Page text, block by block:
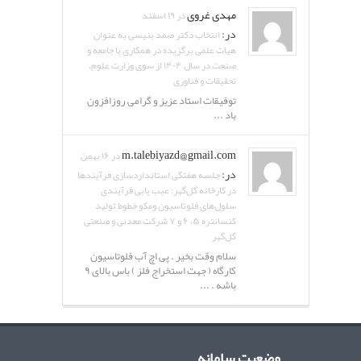
مهدی غرویدر ۱۹ اسفند
در:انتخاب دکتر صمد بنیسی به عنوان
هیات علمی برگزیده در همکاری با جامعه و
صنعت در سال ۱۴۰۴ از سوی وزارت علوم،
تحقیقات و فناوری
توفیقات استاد عزیز و گرامی روزافزون
باد ...
m.talebiyazd@gmail.comدر ۱۶ بهمن
در:جلسه هفتگی استانداردسازی فرآیندها
در کارخانه گل‌گهر: عیب یابی فرآیندی
سلول‌های فلوتاسیون ومکو خطوط تولید
کنسانتره ۵، ۶ و ۷ شرکت معدنی و صنعتی
گل‌گهر
سلام وقت بخیر . پی اچ آب فلوتاسیون
کارگاه ( جهت استخراج فلز ) باس بالای ۹
باشه . ...